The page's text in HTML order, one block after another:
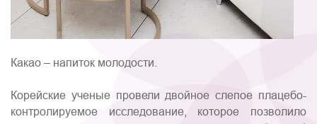
Какао – напиток молодости.
Корейские ученые провели двойное слепое плацебо-
контролируемое исследование, которое позволило